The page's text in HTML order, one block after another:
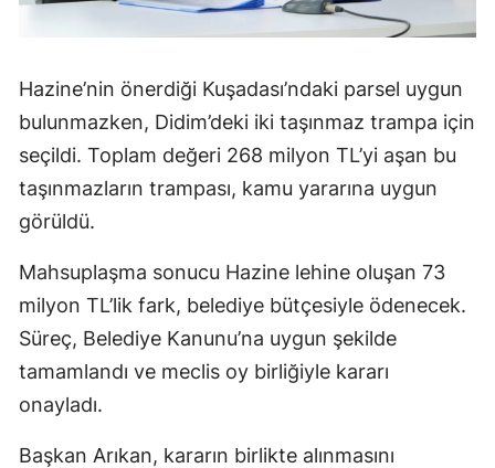
Hazine’nin önerdiği Kuşadası’ndaki parsel uygun
bulunmazken, Didim’deki iki taşınmaz trampa için
seçildi. Toplam değeri 268 milyon TL’yi aşan bu
taşınmazların trampası, kamu yararına uygun
görüldü.
Mahsuplaşma sonucu Hazine lehine oluşan 73
milyon TL’lik fark, belediye bütçesiyle ödenecek.
Süreç, Belediye Kanunu’na uygun şekilde
tamamlandı ve meclis oy birliğiyle kararı
onayladı.
Başkan Arıkan, kararın birlikte alınmasını